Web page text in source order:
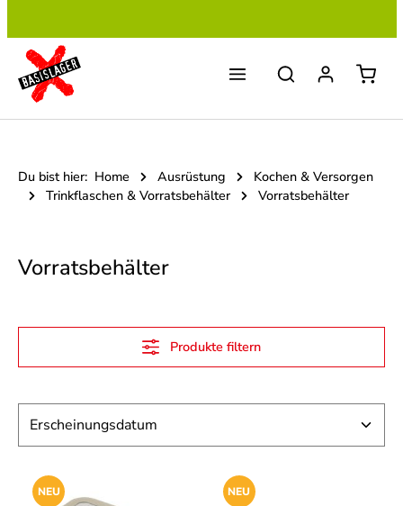
Du bist hier: Home Ausrüstung
Kochen & Versorgen
Trinkflaschen & Vorratsbehälter
Vorratsbehälter
Vorratsbehälter
Produkte filtern
NEU NEU